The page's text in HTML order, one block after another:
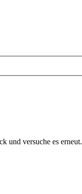
und versuche es erneut.